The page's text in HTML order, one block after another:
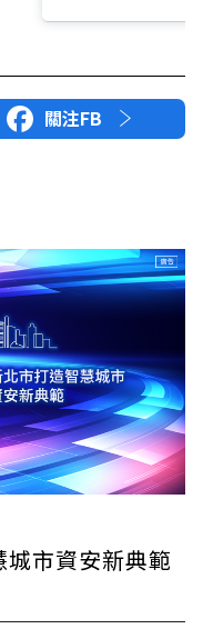
關注FB
市資安新典範